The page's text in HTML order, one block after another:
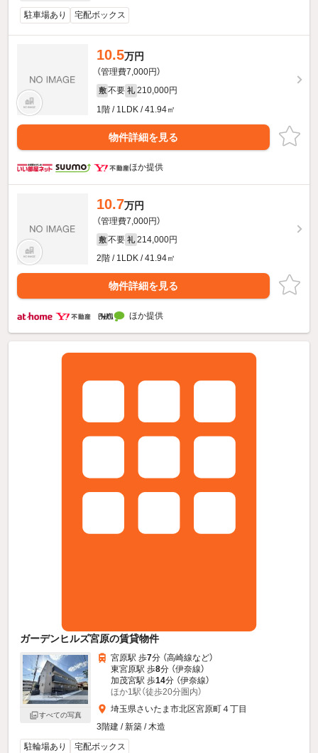
駐車場あり 宅配ボックス
10.5万円
（管理費7,000円）
敷 不要 礼 210,000円
1階 / 1LDK / 41.94㎡
物件詳細を見る
ほか提供
10.7万円
（管理費7,000円）
敷 不要 礼 214,000円
2階 / 1LDK / 41.94㎡
物件詳細を見る
ほか提供
ガーデンヒルズ宮原の賃貸物件
すべての写真
宮原駅 歩7分 （高崎線など）
東宮原駅 歩8分 （伊奈線）
加茂宮駅 歩14分 （伊奈線）
ほか1駅（徒歩20分圏内）
埼玉県さいたま市北区宮原町４丁目
3階建 / 新築 / 木造
駐輪場あり
宅配ボックス